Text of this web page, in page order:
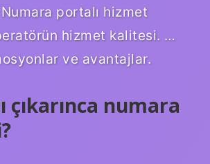
portalı hizmet
hizmet kalitesi. …
ve avantajlar.
çıkarınca numara